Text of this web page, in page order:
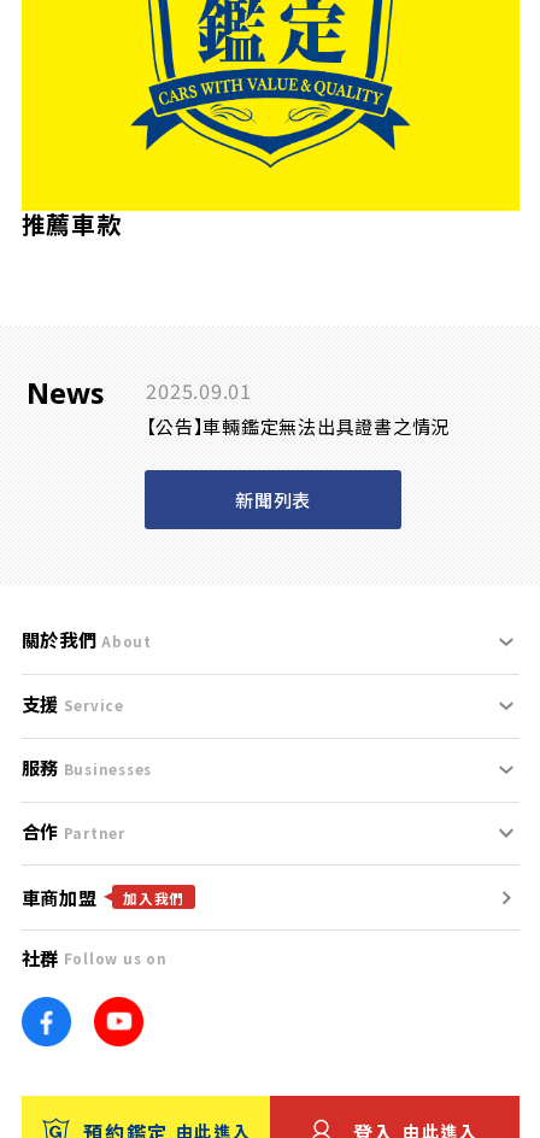
推薦車款
News 2025.09.01
【公告】車輛鑑定無法出具證書之情況
新聞列表
關於我們 About
刊登規範
服務條款
免責聲明
隱私權政策
團隊
車訊網
台灣優良中古車商大獎
支援 Service
支援中心
聯絡我們
服務 Businesses
什麼是Goo鑑定？
找好車
找好店
找海外車
消費者評價
合作 Partner
合作夥伴
廣告合作
車商加盟 加入我們
社群 Follow us on
預約鑑定 由此進入 登入 由此進入